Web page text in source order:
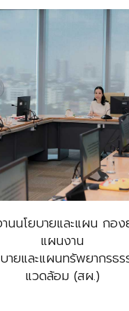
นนโยบายและแผน กอง
แผนงาน
ายและแผนทรัพยากรธร
แวดล้อม (สผ.)